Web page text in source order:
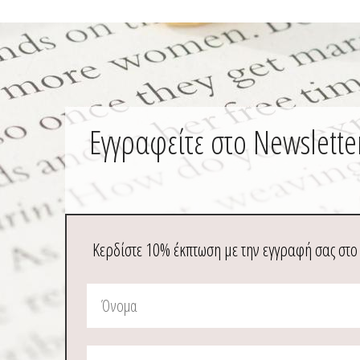
Εγγραφείτε στο
Κερδίστε 10% έκπτωση με την εγγραφή σας